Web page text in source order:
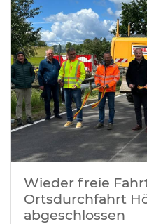
Wieder freie
Ortsdurchfahrt
abgeschlossen